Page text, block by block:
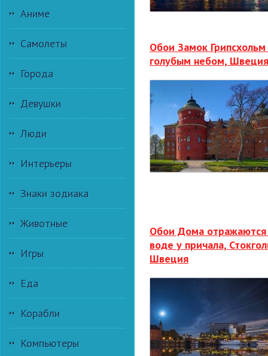
Аниме
Самолеты
Города
Девушки
Люди
Интерьеры
Знаки зодиака
Животные
Игры
Еда
Корабли
Компьютеры
Обои Замок
голубым небом, Швеция
Обои Дома отражаются
воде у причала,
Швеция